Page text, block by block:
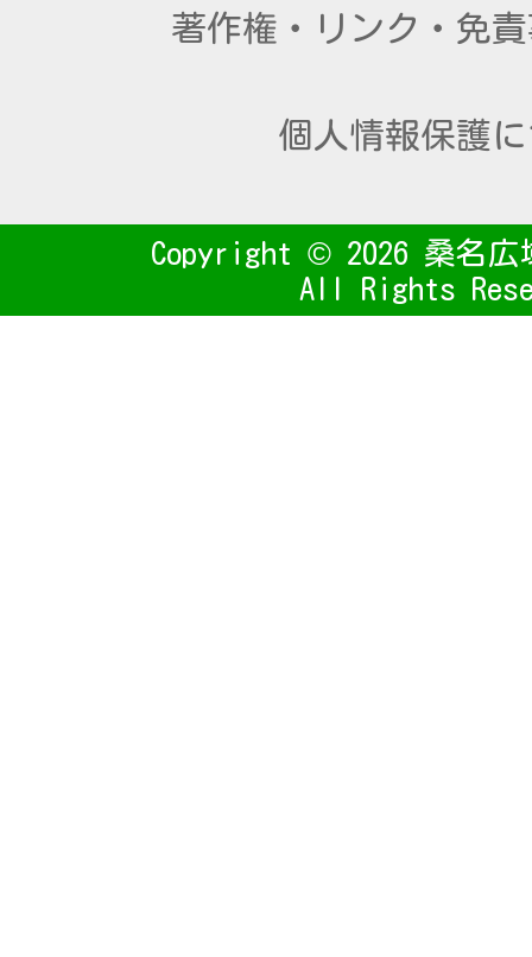
著作権・リンク・免
個人情報保護
Copyright © 2026 桑名
All Rights